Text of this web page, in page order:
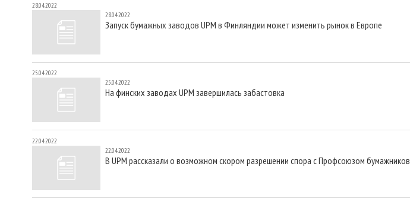
28.04.2022
28.04.2022
Запуск бумажных заводов UPM в Финляндии может изменить рынок в Европе
25.04.2022
25.04.2022
На финских заводах UPM завершилась забастовка
22.04.2022
22.04.2022
В UPM рассказали о возможном скором разрешении спора с Профсоюзом бумажников